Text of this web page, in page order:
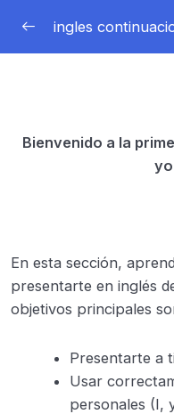
Objetivo e
ingles
Bienvenido a la
En esta sección,
presentarte en inglés
objetivos principales
Presentarte a
Usar
personales (I,